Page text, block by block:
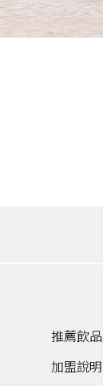
推薦飲品
加盟說明